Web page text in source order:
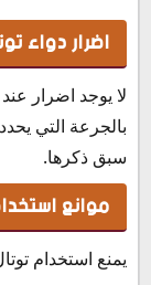
اضرار دواء
لا يوجد اضرار
بالجرعة التي
سبق ذكرها.
موانع
يمنع استخدام